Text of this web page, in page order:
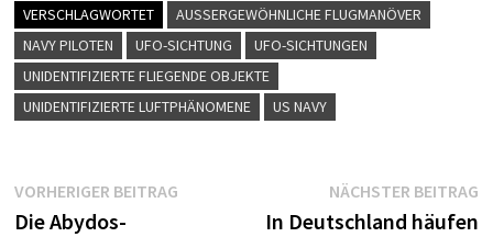
VERSCHLAGWORTET
AUSSERGEWÖHNLICHE FLUGMANÖVER
NAVY PILOTEN
UFO-SICHTUNG
UFO-SICHTUNGEN
UNIDENTIFIZIERTE FLIEGENDE OBJEKTE
UNIDENTIFIZIERTE LUFTPHÄNOMENE
US NAVY
Beitragsnavigation
VORHERIGER BEITRAG
Die Abydos-
NÄCHSTER BEITRAG
In Deutschland häufen